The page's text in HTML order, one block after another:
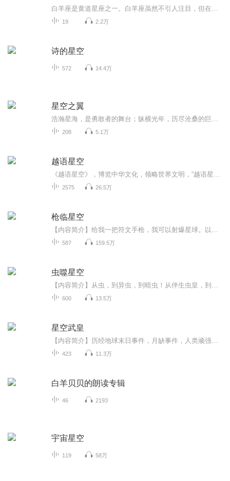
19 2.2万
诗的星空
572 14.4万
星空之翼
208 5.1万
越语星空
2575 26.5万
枪临星空
587 159.5万
虫噬星空
600 13.5万
星空武皇
423 11.3万
白羊贝贝的朗读专辑
46 2193
宇宙星空
119 58万